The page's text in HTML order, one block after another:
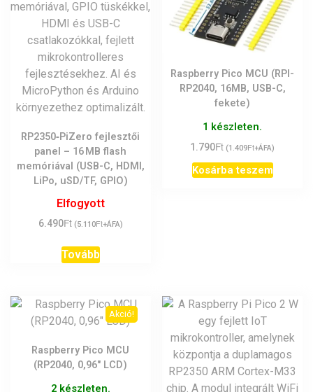
RP2350‑PiZero fejlesztői
panel – 16 MB flash
memóriával (USB-C, HDMI,
LiPo, uSD/TF, GPIO)
Elfogyott
6.490Ft (5.110Ft+ÁFA)
Tovább
Raspberry Pico MCU (RPI-
RP2040, 16MB, USB-C,
fekete)
1 készleten.
1.790Ft (1.409Ft+ÁFA)
Kosárba teszem
Akció!
Raspberry Pico MCU
(RP2040, 0,96″ LCD)
2 készleten.